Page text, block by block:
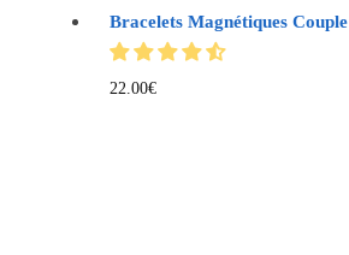
Bracelets Magnétiques Couple
22.00€